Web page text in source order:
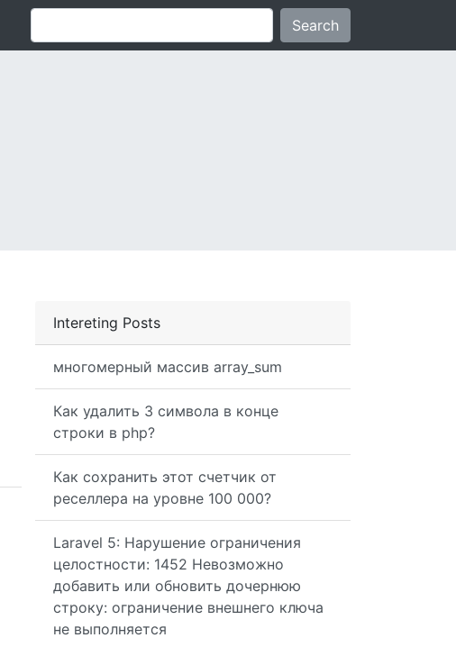
Search
Intereting Posts
многомерный массив array_sum
Как удалить 3 символа в конце
строки в php?
Как сохранить этот счетчик от
реселлера на уровне 100 000?
Laravel 5: Нарушение ограничения
целостности: 1452 Невозможно
добавить или обновить дочернюю
строку: ограничение внешнего ключа
не выполняется